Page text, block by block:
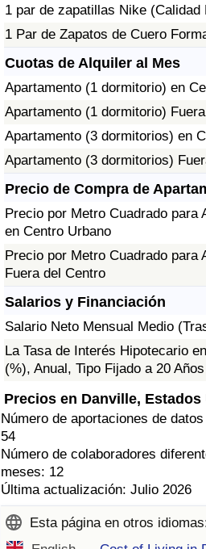
1 par de zapatillas Nike (Calidad
1 Par de Zapatos de Cuero
Cuotas de Alquiler al Mes
Apartamento (1 dormitorio) en
Apartamento (1 dormitorio)
Apartamento (3 dormitorios) en
Apartamento (3 dormitorios)
Precio de Compra de
Precio por Metro Cuadrado para
en Centro Urbano
Precio por Metro Cuadrado para
Fuera del Centro
Salarios y Financiación
Salario Neto Mensual Medio
La Tasa de Interés Hipotecario
(%), Anual, Tipo Fijado a 20 Años
Precios en Danville, Estados
Número de aportaciones de
54
Número de colaboradores
meses: 12
Última actualización: Julio 2026
Esta página en otros